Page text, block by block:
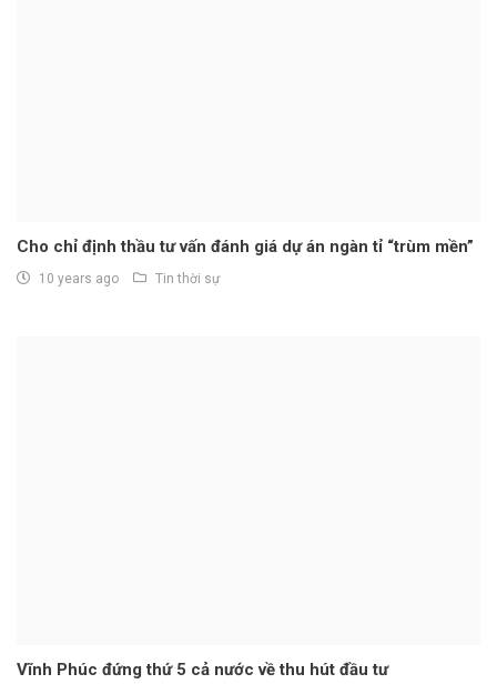
Cho chỉ định thầu tư vấn đánh giá dự án ngàn tỉ “trùm mền”
10 years ago Tin thời sự
Vĩnh Phúc đứng thứ 5 cả nước về thu hút đầu tư